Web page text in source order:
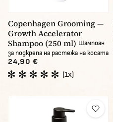
Copenhagen Grooming —
Growth Accelerator
Shampoo (250 ml) Шампоан
за подкрепа на растежа на косата
24,90 €
(1x)